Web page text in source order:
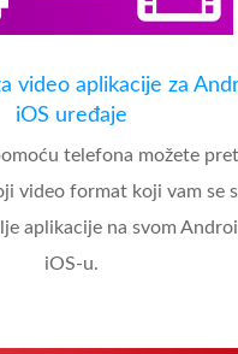
video aplikacije za
iOS uređaje
telefona možete
video format koji vam se
aplikacije na svom
iOS-u.